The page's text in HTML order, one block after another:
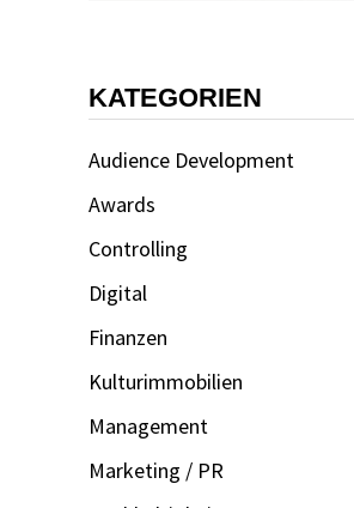
KATEGORIEN
Audience Development
Awards
Controlling
Digital
Finanzen
Kulturimmobilien
Management
Marketing / PR